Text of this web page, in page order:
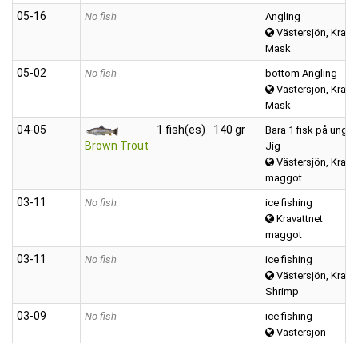
05‑16 No fish
Angling
Västersjön,
Mask
05‑02 No fish
bottom Angling
Västersjön,
Mask
04‑05
Brown Trout
1 fish(es) 140 gr
Bara 1 fisk på ung
Jig
Västersjön,
maggot
03‑11 No fish
ice fishing
Kravattnet
maggot
03‑11 No fish
ice fishing
Västersjön,
Shrimp
03‑09 No fish
ice fishing
Västersjön